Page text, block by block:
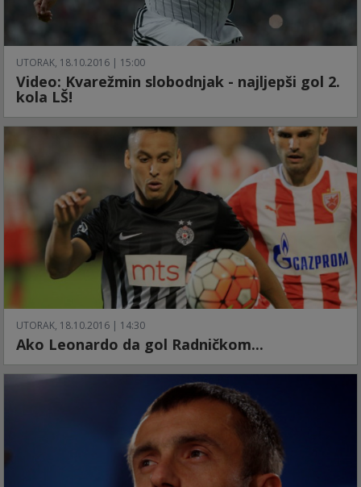
UTORAK, 18.10.2016 | 15:00
Video: Kvarežmin slobodnjak - najljepši gol 2.
kola LŠ!
UTORAK, 18.10.2016 | 14:30
Ako Leonardo da gol Radničkom...